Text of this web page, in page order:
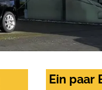
Ein paar